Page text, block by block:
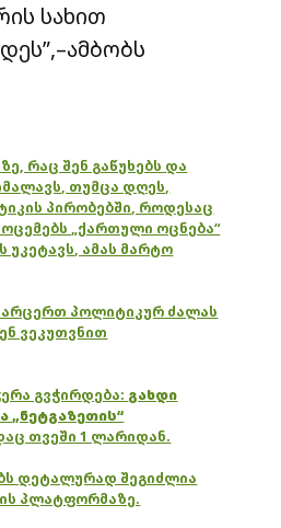
სახით
რაც შენ გაწუხებს და
თუმცა დღეს,
პირობებში, როდესაც
„ქართული ოცნება“
უკეტავს, ამას მარტო
არცერთ პოლიტიკურ ძალას
ვეკუთვნით
გვჭირდება: გახდი
„ნეტგაზეთის“
თვეში 1 ლარიდან.
დეტალურად შეგიძლია
პლატფორმაზე.